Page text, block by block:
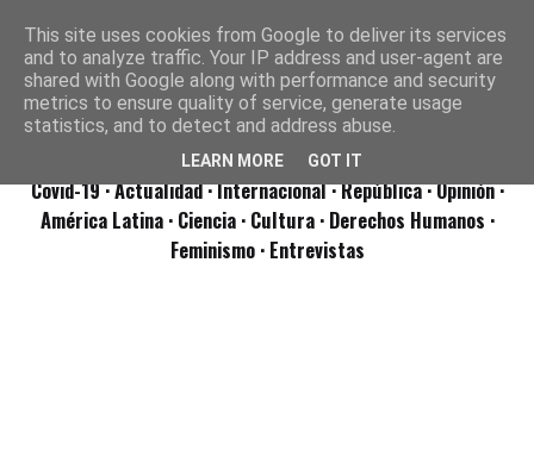
Covid-19· Actualidad· Internacional· República· Opinión·
América Latina · Ciencia · Cultura · Derechos Humanos ·
Feminismo · Entrevistas
This site uses cookies from Google to deliver its services
and to analyze traffic. Your IP address and user-agent are
shared with Google along with performance and security
metrics to ensure quality of service, generate usage
statistics, and to detect and address abuse.
LEARN MORE GOT IT